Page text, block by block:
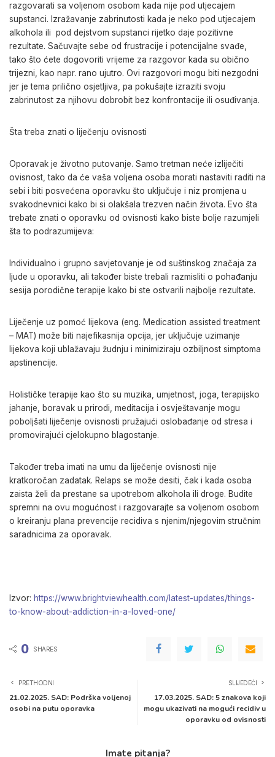
razgovarati sa voljenom osobom kada nije pod utjecajem
supstanci. Izražavanje zabrinutosti kada je neko pod utjecajem
alkohola ili pod dejstvom supstanci rijetko daje pozitivne
rezultate. Sačuvajte sebe od frustracije i potencijalne svađe,
tako što ćete dogovoriti vrijeme za razgovor kada su obično
trijezni, kao napr. rano ujutro. Ovi razgovori mogu biti nezgodni
jer je tema prilično osjetljiva, pa pokušajte izraziti svoju
zabrinutost za njihovu dobrobit bez konfrontacije ili osuđivanja.
Šta treba znati o liječenju ovisnosti
Oporavak je životno putovanje. Samo tretman neće izliječiti
ovisnost, tako da će vaša voljena osoba morati nastaviti raditi na
sebi i biti posvećena oporavku što uključuje i niz promjena u
svakodnevnici kako bi si olakšala trezven način života. Evo šta
trebate znati o oporavku od ovisnosti kako biste bolje razumjeli
šta to podrazumijeva:
Individualno i grupno savjetovanje je od suštinskog značaja za
ljude u oporavku, ali također biste trebali razmisliti o pohađanju
sesija porodične terapije kako bi ste ostvarili najbolje rezultate.
Liječenje uz pomoć lijekova (eng. Medication assisted treatment
– MAT) može biti najefikasnija opcija, jer uključuje uzimanje
lijekova koji ublažavaju žudnju i minimiziraju ozbiljnost simptoma
apstinencije.
Holističke terapije kao što su muzika, umjetnost, joga, terapijsko
jahanje, boravak u prirodi, meditacija i osvještavanje mogu
poboljšati liječenje ovisnosti pružajući oslobađanje od stresa i
promovirajući cjelokupno blagostanje.
Također treba imati na umu da liječenje ovisnosti nije
kratkoročan zadatak. Relaps se može desiti, čak i kada osoba
zaista želi da prestane sa upotrebom alkohola ili droge. Budite
spremni na ovu mogućnost i razgovarajte sa voljenom osobom
o kreiranju plana prevencije recidiva s njenim/njegovim stručnim
saradnicima za oporavak.
Izvor: https://www.brightviewhealth.com/latest-updates/things-
to-know-about-addiction-in-a-loved-one/
0 SHARES
PRETHODNI
21.02.2025. SAD: Podrška voljenoj
osobi na putu oporavka
SLIJEDEĆI
17.03.2025. SAD: 5 znakova koji
mogu ukazivati na mogući recidiv u
oporavku od ovisnosti
Imate pitanja?